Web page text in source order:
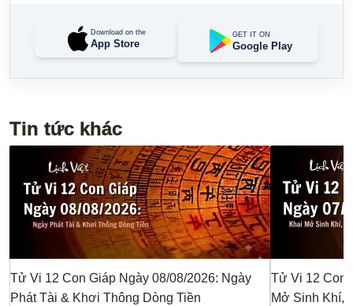
Download on the
App Store
GET IT ON
Google Play
Tin tức khác
Tử Vi 12 Con Giáp Ngày 08/08/2026: Ngày
Phát Tài & Khơi Thông Dòng Tiền
Tử Vi 12 Con
Mở Sinh Khí,